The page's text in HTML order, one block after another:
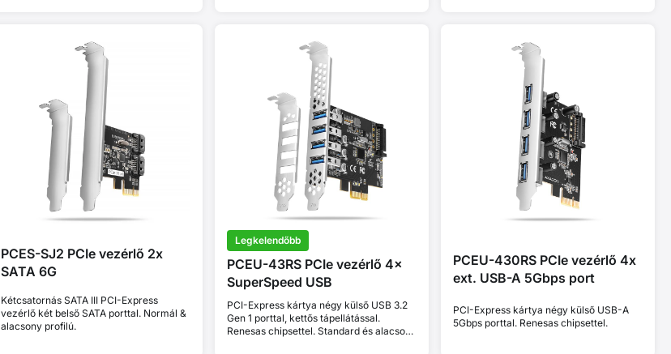
PCES-SJ2 PCIe vezérlő 2x
SATA 6G
Kétcsatornás SATA III PCI-Express
vezérlő két belső SATA porttal. Normál &
alacsony profilú.
Legkelendőbb
PCEU-43RS PCIe vezérlő 4×
SuperSpeed USB
PCI-Express kártya négy külső USB 3.2
Gen 1 porttal, kettős tápellátással.
Renesas chipsettel. Standard és alacsony
PCEU-430RS PCIe vezérlő 4x
ext. USB-A 5Gbps port
PCI-Express kártya négy külső USB-A
5Gbps porttal. Renesas chipsettel.